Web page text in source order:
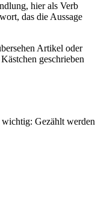
hier als Verb
das die Aussage
Artikel oder
geschrieben
Gezählt werden